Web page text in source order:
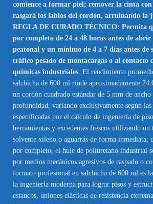
comience a formar piel; remover la cinta con
rasgará los labios del cordón, arruinando la
REGLA DE CURADO TÉCNICO: Permita
por completo de 24 a 48 horas antes de
peatonal y un mínimo de 4 a 7 días antes de
tráfico pesado de montacargas o al contacto
químicas industriales. El rendimiento
salchicha de 600 ml rinde aproximadamente
un cordón cuadrado estándar de 5 mm de
profundidad, variando exclusivamente según las
especificadas por el cálculo de ingeniería de
herramientas y excedentes frescos utilizando
solvente xileno o aguarrás de forma inmediata;
por completo, el hule de poliuretano industrial
por medios mecánicos agresivos de raspado o
formato profesional en salchicha de 600 ml es
la ingeniería moderna para lograr pisos y
estancos, uniones elásticas de resistencia